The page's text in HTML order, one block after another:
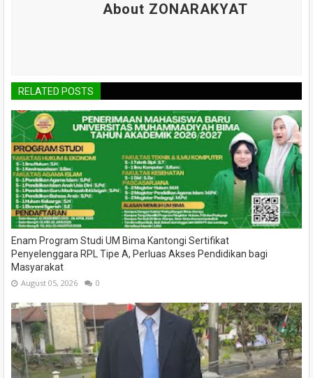
About ZONARAKYAT
RELATED POSTS
Enam Program Studi UM Bima Kantongi Sertifikat
Penyelenggara RPL Tipe A, Perluas Akses Pendidikan bagi
Masyarakat
August 05, 2026 0